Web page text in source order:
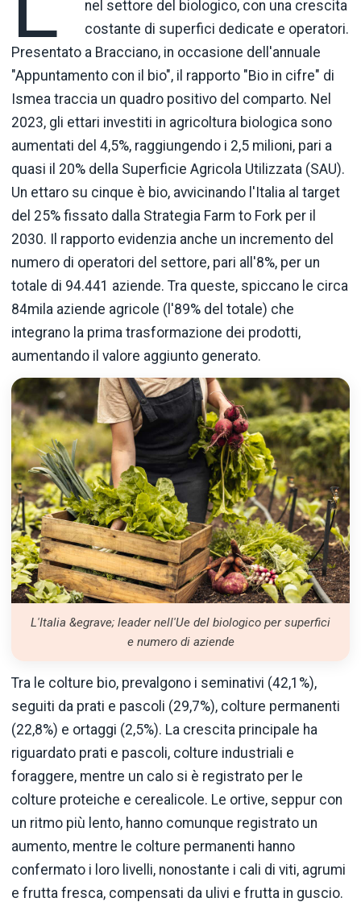
nel settore del biologico, con una crescita
costante di superfici dedicate e operatori.
Presentato a Bracciano, in occasione dell'annuale
"Appuntamento con il bio", il rapporto "Bio in cifre" di
Ismea traccia un quadro positivo del comparto. Nel
2023, gli ettari investiti in agricoltura biologica sono
aumentati del 4,5%, raggiungendo i 2,5 milioni, pari a
quasi il 20% della Superficie Agricola Utilizzata (SAU).
Un ettaro su cinque è bio, avvicinando l'Italia al target
del 25% fissato dalla Strategia Farm to Fork per il
2030. Il rapporto evidenzia anche un incremento del
numero di operatori del settore, pari all'8%, per un
totale di 94.441 aziende. Tra queste, spiccano le circa
84mila aziende agricole (l'89% del totale) che
integrano la prima trasformazione dei prodotti,
aumentando il valore aggiunto generato.
L'Italia &egrave; leader nell'Ue del biologico per superfici
e numero di aziende
Tra le colture bio, prevalgono i seminativi (42,1%),
seguiti da prati e pascoli (29,7%), colture permanenti
(22,8%) e ortaggi (2,5%). La crescita principale ha
riguardato prati e pascoli, colture industriali e
foraggere, mentre un calo si è registrato per le
colture proteiche e cerealicole. Le ortive, seppur con
un ritmo più lento, hanno comunque registrato un
aumento, mentre le colture permanenti hanno
confermato i loro livelli, nonostante i cali di viti, agrumi
e frutta fresca, compensati da ulivi e frutta in guscio.